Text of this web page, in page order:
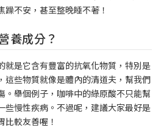
不安，甚至整晚睡不著！
養成分？
就是它含有豐富的抗氧化物質，特別是
這些物質就像是體內的清道夫，幫我們
。舉個例子，咖啡中的綠原酸不只能幫
些慢性疾病。不過呢，建議大家最好是
較友善喔！